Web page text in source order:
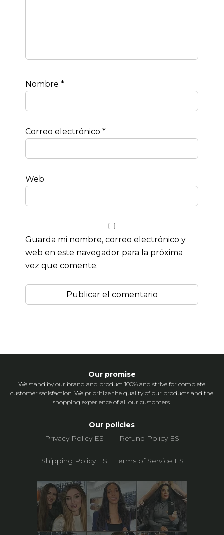
Nombre *
Correo electrónico *
Web
Guarda mi nombre, correo electrónico y
web en este navegador para la próxima
vez que comente.
Our promise
We stand by our brand and product 100% and strive for complete
customer satisfaction. We prioritize the quality of our products and the
shopping experience of all our customers.
Our policies
Privacy Policy ES
Refund Policy ES
Shipping Policy ES Terms of Service ES